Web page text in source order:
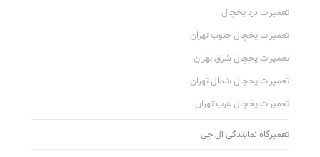
تعمیرات برد یخچال
تعمیرات یخچال جنوب تهران
تعمیرات یخچال شرق تهران
تعمیرات یخچال شمال تهران
تعمیرات یخچال غرب تهران
تعمیرگاه نمایندگی ال جی